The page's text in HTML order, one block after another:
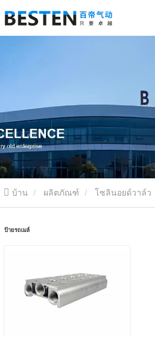
บ้าน ผลิตภัณฑ์ โซลินอยด์วาล์ว
ป้ายรถเมล์